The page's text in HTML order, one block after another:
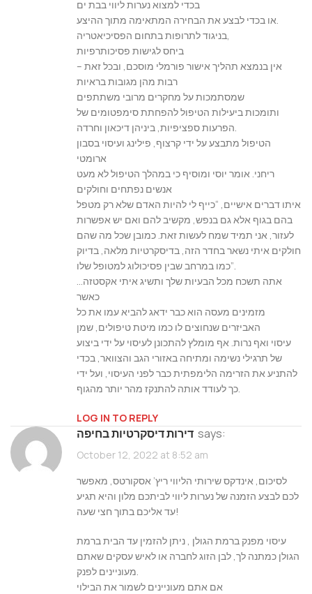
בכדי למצוא נערות ליווי בבת ים
או בכדי לבצע את הבחירה המתאימה מתוך ההיצע.
בניגוד לתרופות בתחום הפסיכיאטריה,
ביחס לגישות פסיכותרפיות
אין בנמצא תהליך אישור פורמלי מוסכם, ובכל זאת –
רבות מהן מגובות בראיות
שמסתמכות על מחקרים מרובי משתתפים
ותומכות ביעילות הטיפול להפחתת סימפטומים של
הפרעות ספציפיות, ביניהן דיכאון וחרדה.
הטיפול מתבצע על ידי קרצוף, פילינג ועיסוי בסבון
ארומטי
ריחני. אומר יוסי ומוסיף כי במהלך הטיפול לא מעט
אנשים נפתחים וחולקים
איתו דברים אישיים, “כייף לי להיות האדם שלא רק מטפל
בהם בגוף אלא גם בנפש, מקשיב להם ואם יש אפשרות
לעזור, אני תמיד שמח לעשות זאת. כמובן שכל מה שהם
חולקים איתי נשאר בחדר הזה, בדיסקרטיות מלאה, בדיוק
כמו במרחב שבין פסיכולוג למטופל שלו”.
אתה תשכח מכל הבעיות שלך ותשיג איתי אקסטזה…
כאשר
מזמינים מעסה הוא כבר ידאג להביא עמו את כל
האביזרים שנחוצים לו כמו מיטת טיפולים, שמן
עיסוי ואף נרות. אף מומלץ להתכונן לעיסוי על ידי ביצוע
של תרגילי נשימה ומתיחה באזורי הגב והצוואר, בכדי
להתניע את הזרימה הלימפתית כבר לפני העיסוי, ועל ידי
כך לעודד אותה להתנקז מהר יותר מהגוף.
LOG IN TO REPLY
דירות דיסקרטיות בחיפה says:
October 12, 2022 at 8:52 am
לסיכום, אינדקס שירותי הליווי ריץ’ אסקורטס, מאפשר
לכם לבצע הזמנה של נערות ליווי לביתכם מלון והיא תגיע
עד אליכם בתוך חצי שעה!
עיסוי מפנק ברמת הגולן , ניתן להזמין עד הבית ברמת
הגולן כמתנה לך, לבן הזוג לחברה או לאיש עסקים שאתם
אם אתם מעוניינים לשמור את הבילוי